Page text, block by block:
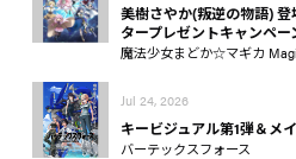
美樹さやか(叛逆の物語)
タープレゼントキャンペー
魔法少女まどか☆マギカ
Jul 24, 2026
キービジュアル第1弾＆メ
バーテックスフォース